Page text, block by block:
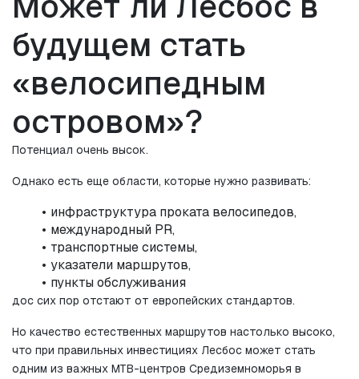
будущем стать
«велосипедным
островом»?
Потенциал очень высок.
Однако есть еще области, которые нужно развивать:
инфраструктура проката велосипедов,
международный PR,
транспортные системы,
указатели маршрутов,
пункты обслуживания
дос сих пор отстают от европейских стандартов.
Но качество естественных маршрутов настолько высоко,
что при правильных инвестициях Лесбос может стать
одним из важных MTB-центров Средиземноморья в